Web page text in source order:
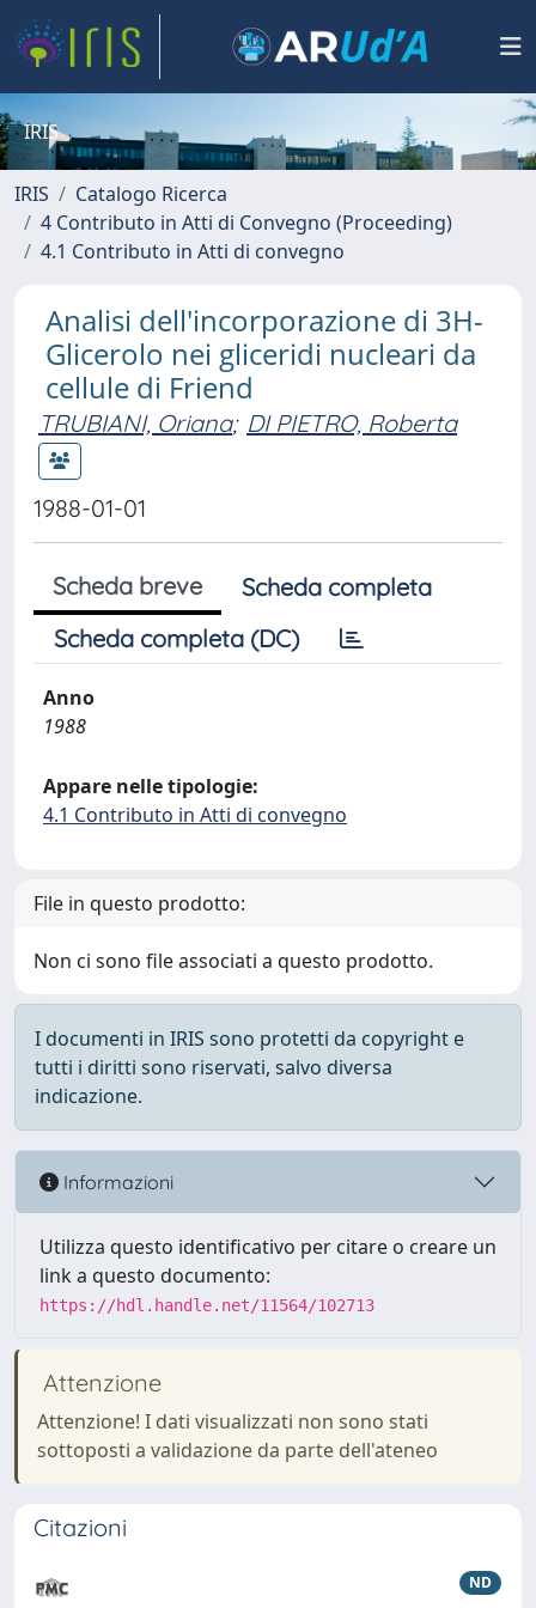
IRIS
IRIS
Catalogo Ricerca
4 Contributo in Atti di Convegno (Proceeding)
4.1 Contributo in Atti di convegno
Analisi dell'incorporazione di 3H-
Glicerolo nei gliceridi nucleari da
cellule di Friend
TRUBIANI, Oriana; DI PIETRO, Roberta
1988-01-01
Scheda breve
Scheda completa
Scheda completa (DC)
Anno
1988
Appare nelle tipologie:
4.1 Contributo in Atti di convegno
File in questo prodotto:
Non ci sono file associati a questo prodotto.
I documenti in IRIS sono protetti da copyright e
tutti i diritti sono riservati, salvo diversa
indicazione.
Informazioni
Utilizza questo identificativo per citare o creare un
link a questo documento:
https://hdl.handle.net/11564/102713
Attenzione
Attenzione! I dati visualizzati non sono stati
sottoposti a validazione da parte dell'ateneo
Citazioni
ND